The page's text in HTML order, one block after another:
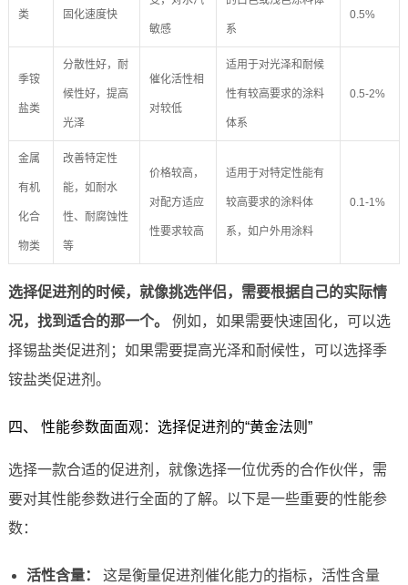
类 固化速度快
敏感 系
0.5%
季铵
盐类
分散性好，耐
候性好，提高
光泽
催化活性相
对较低
适用于对光泽和耐候
性有较高要求的涂料
体系
0.5-2%
金属
有机
化合
物类
改善特定性
能，如耐水
性、耐腐蚀性
等
价格较高，
对配方适应
性要求较高
适用于对特定性能有
较高要求的涂料体
系，如户外用涂料
0.1-1%
选择促进剂的时候，就像挑选伴侣，需要根据自己的实际情
况，找到适合的那一个。
例如，如果需要快速固化，可以选
择锡盐类促进剂；如果需要提高光泽和耐候性，可以选择季
铵盐类促进剂。
四、 性能参数面面观：选择促进剂的“黄金法则”
选择一款合适的促进剂，就像选择一位优秀的合作伙伴，需
要对其性能参数进行全面的了解。以下是一些重要的性能参
数：
活性含量：
这是衡量促进剂催化能力的指标，活性含量